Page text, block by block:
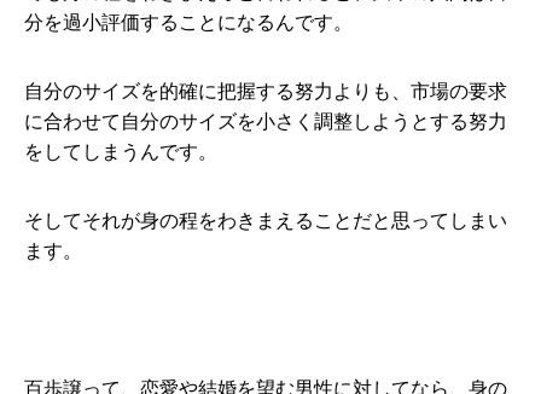
分を過小評価することになるんです。
自分のサイズを的確に把握する努力よりも、市場の要求
に合わせて自分のサイズを小さく調整しようとする努力
をしてしまうんです。
そしてそれが身の程をわきまえることだと思ってしまい
ます。
百歩譲って、恋愛や結婚を望む男性に対してなら、身の